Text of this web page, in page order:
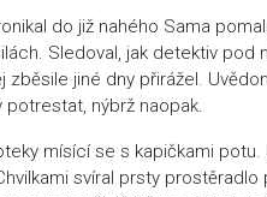
do již nahého Sama
Sledoval, jak detektiv
zběsile jiné dny přirážel.
nýbrž naopak.
mísící se s kapičkami
svíral prsty